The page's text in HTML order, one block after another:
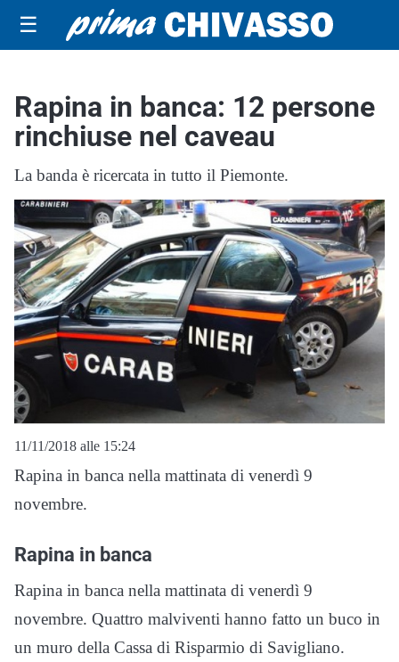
☰
Rapina in banca: 12 persone
rinchiuse nel caveau
La banda è ricercata in tutto il Piemonte.
11/11/2018 alle 15:24
Rapina in banca nella mattinata di venerdì 9
novembre.
Rapina in banca
Rapina in banca nella mattinata di venerdì 9
novembre. Quattro malviventi hanno fatto un buco in
un muro della Cassa di Risparmio di Savigliano.